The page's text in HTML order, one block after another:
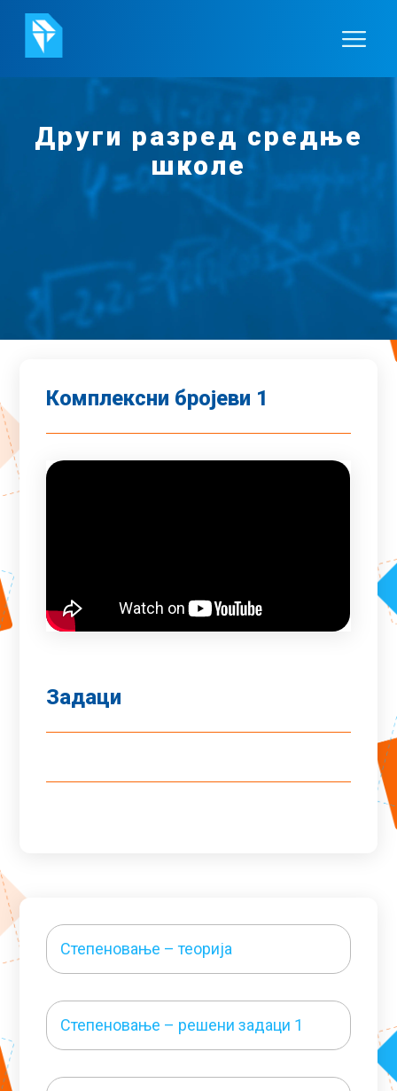
Други разред средње
школе
Степеновање – теорија
Степеновање – решени задаци 1
Комплексни бројеви 1
Задаци